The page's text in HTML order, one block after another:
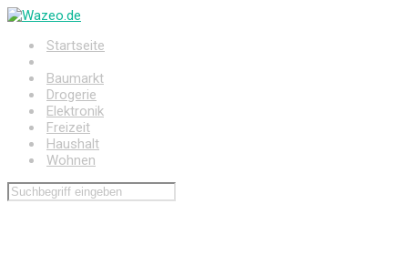
Zum
springenStartseite
Baumarkt
Drogerie
Elektronik
Freizeit
Haushalt
Wohnen